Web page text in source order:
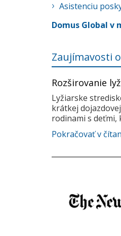
Asistenciu
Domus Global v
Zaujímavosti
Rozširovanie
Lyžiarske
krátkej
rodinami s deťmi,
Pokračovať v